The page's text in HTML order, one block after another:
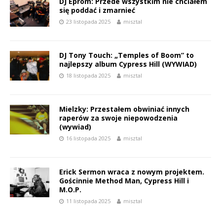
się poddać i zmarnieć
23 listopada 2025 misztal
DJ Tony Touch: „Temples of Boom” to
najlepszy album Cypress Hill (WYWIAD)
18 listopada 2025 misztal
Mielzky: Przestałem obwiniać innych
raperów za swoje niepowodzenia
(wywiad)
16 listopada 2025 misztal
Erick Sermon wraca z nowym projektem.
Gościnnie Method Man, Cypress Hill i
M.O.P.
11 listopada 2025 misztal